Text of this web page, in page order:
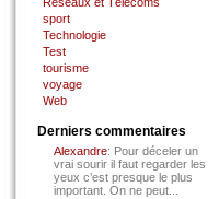
sport
Technologie
Test
tourisme
voyage
Web
Derniers commentaires
Alexandre: Pour déceler un
vrai sourir il faut regarder les
yeux c’est presque le plus
important. On ne peut...